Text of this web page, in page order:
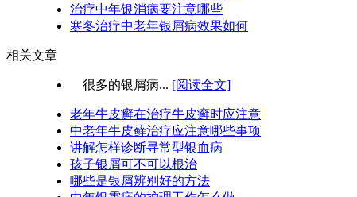
治疗中年银消病要注意哪些
寒冬治疗中老年银屑病效果如何
相关文章
很多的银屑病... [阅读全文]
老年牛皮癣在治疗牛皮癣时应注意
中老年牛皮藓治疗应注意哪些事项
讲解怎样诊断寻常型银血病
孩子银屑可不可以根治
哪些是银屑辨别好的方法